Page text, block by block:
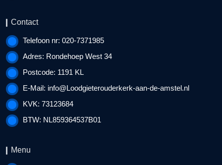
Contact
Telefoon nr: 020-7371985
Adres: Rondehoep West 34
Postcode: 1191 KL
E-Mail: info@Loodgieterouderkerk-aan-de-amstel.nl
KVK: 73123684
BTW: NL859364537B01
Menu